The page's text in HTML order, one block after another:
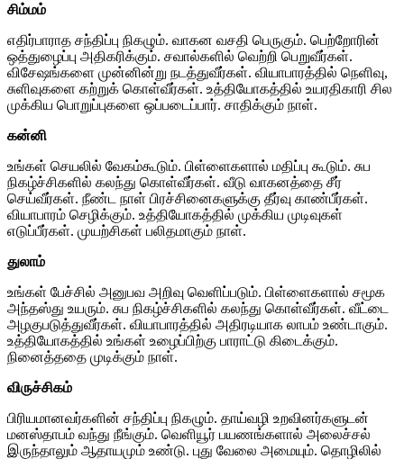
சிம்மம்
எதிர்பாராத சந்திப்பு நிகழும். வாகன வசதி பெருகும். பெற்றோரின்
ஒத்துழைப்பு அதிகரிக்கும். சவால்களில் வெற்றி பெறுவீர்கள்.
விசேஷங்களை முன்னின்று நடத்துவீர்கள். வியாபாரத்தில் நெளிவு,
சுளிவுகளை கற்றுக் கொள்வீர்கள். உத்தியோகத்தில் உயரதிகாரி சில
முக்கிய பொறுப்புகளை ஒப்படைப்பார். சாதிக்கும் நாள்.
கன்னி
உங்கள் செயலில் வேகம்கூடும். பிள்ளைகளால் மதிப்பு கூடும். சுப
நிகழ்ச்சிகளில் கலந்து கொள்வீர்கள். வீடு வாகனத்தை சீர்
செய்வீர்கள். நீண்ட நாள் பிரச்சினைகளுக்கு தீர்வு காண்பீர்கள்.
வியாபாரம் செழிக்கும். உத்தியோகத்தில் முக்கிய முடிவுகள்
எடுப்பீர்கள். முயற்சிகள் பலிதமாகும் நாள்.
துலாம்
உங்கள் பேச்சில் அனுபவ அறிவு வெளிப்படும். பிள்ளைகளால் சமூக
அந்தஸ்து உயரும். சுப நிகழ்ச்சிகளில் கலந்து கொள்வீர்கள். வீட்டை
அழகுபடுத்துவீர்கள். வியாபாரத்தில் அதிரடியாக லாபம் உண்டாகும்.
உத்தியோகத்தில் உங்கள் உழைப்பிற்கு பாராட்டு கிடைக்கும்.
நினைத்ததை முடிக்கும் நாள்.
விருச்சிகம்
பிரியமானவர்களின் சந்திப்பு நிகழும். தாய்வழி உறவினர்களுடன்
மனஸ்தாபம் வந்து நீங்கும். வெளியூர் பயணங்களால் அலைச்சல்
இருந்தாலும் ஆதாயமும் உண்டு. புது வேலை அமையும். தொழிலில்